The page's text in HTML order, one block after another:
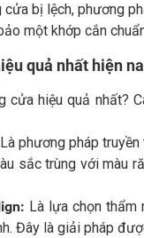
bị lệch, phương
một khớp cắn
quả nhất hiện
cửa hiệu quả nhất?
Là phương pháp
sắc trùng với màu
Là lựa chọn thẩm
Đây là giải pháp